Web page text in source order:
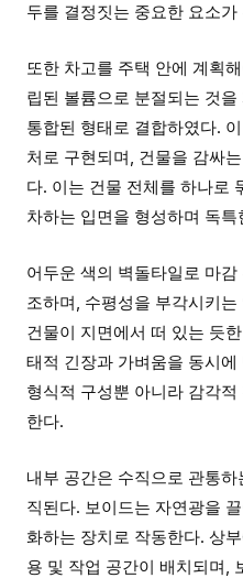
두를 결정짓는 중요한 요소가
또한 차고를 주택 안에 계획
립된 볼륨으로 분절되는 것
통합된 형태로 결합하였다.
처로 구현되며, 건물을 감싸
다. 이는 건물 전체를 하나로
차하는 입면을 형성하며 독
어두운 색의 벽돌타일로 마
조하며, 수평성을 부각시키
건물이 지면에서 떠 있는 듯
태적 긴장과 가벼움을 동시
형식적 구성뿐 아니라 감각
한다.
내부 공간은 수직으로 관통
직된다. 보이드는 자연광을
화하는 장치로 작동한다. 상
용 및 작업 공간이 배치되며,